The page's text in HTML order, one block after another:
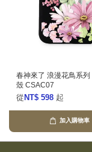
春神來了 浪漫花鳥系列
殼 CSAC07
從 NT$ 598 起
加入購物車